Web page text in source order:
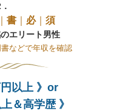
書 必｜ 須
エリート男性
などで年収を確認
以上 》or
＆高学歴 》